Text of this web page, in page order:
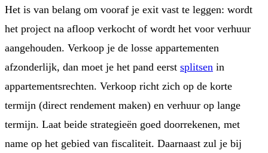
Het is van belang om vooraf je exit vast te leggen: wordt
het project na afloop verkocht of wordt het voor verhuur
aangehouden. Verkoop je de losse appartementen
afzonderlijk, dan moet je het pand eerst splitsen in
appartementsrechten. Verkoop richt zich op de korte
termijn (direct rendement maken) en verhuur op lange
termijn. Laat beide strategieën goed doorrekenen, met
name op het gebied van fiscaliteit. Daarnaast zul je bij